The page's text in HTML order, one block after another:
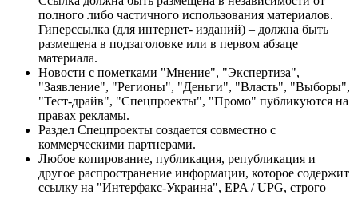
полного либо частичного использования материалов.
Гиперссылка (для интернет- изданий) – должна быть
размещена в подзаголовке или в первом абзаце
материала.
Новости с пометками "Мнение", "Экспертиза",
"Заявление", "Регионы", "Деньги", "Власть", "Выборы",
"Тест-драйв", "Спецпроекты", "Промо" публикуются на
правах рекламы.
Раздел Спецпроекты создается совместно с
коммерческими партнерами.
Любое копирование, публикация, републикация и
другое распространение информации, которое содержит
ссылку на "Интерфакс-Украина", EPA / UPG, строго